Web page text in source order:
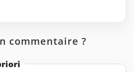
commentaire ?